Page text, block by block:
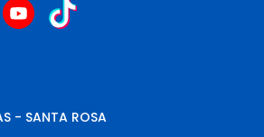
- SANTA ROSA